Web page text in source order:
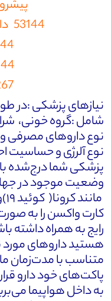
53144 داخلی 101 و 12 و 104
نیازهای پزشکی :در
شامل :گروه خونی،
نوع داروهای مصرفی
نوع آلرژی و حساسیت
پزشکی شما درج‌شده
وضعیت موجود در
کارت واکسن را به
رایج به همراه داشته
هستید داروهای مورد
متناسب با مدت‌زمان
پاکت‌های خود دارو
به داخل هواپیما